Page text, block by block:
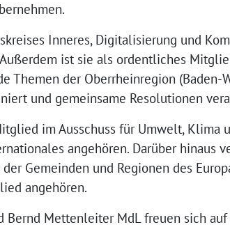
Inneres, Digitalisierung und
ist sie als ordentliches
Themen der Oberrheinregion (Baden-
und gemeinsame Resolutionen
im Ausschuss für Umwelt, Klima
angehören. Darüber hinaus
Gemeinden und Regionen des
angehören.
Bernd Mettenleiter MdL freuen sich